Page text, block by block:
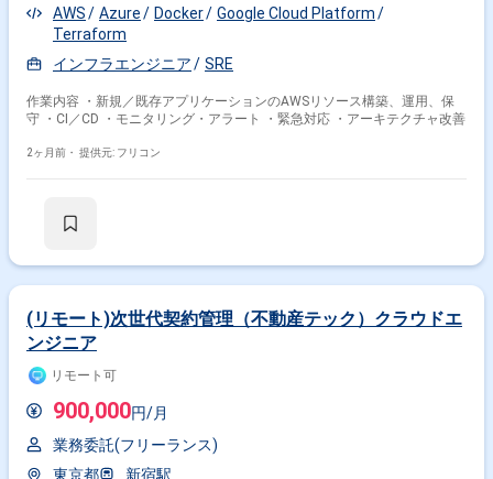
AWS
Azure Docker
Google Cloud Platform
Terraform
インフラエンジニア
SRE
作業内容 ・新規／既存アプリケーションのAWSリソース構築、運用、保
守 ・CI／CD ・モニタリング・アラート ・緊急対応 ・アーキテクチャ改善
2ヶ月前・ 提供元: フリコン
(リモート)次世代契約管理（不動産テック）クラウドエ
ンジニア
リモート可
900,000円/月
業務委託(フリーランス)
東京都
新宿駅